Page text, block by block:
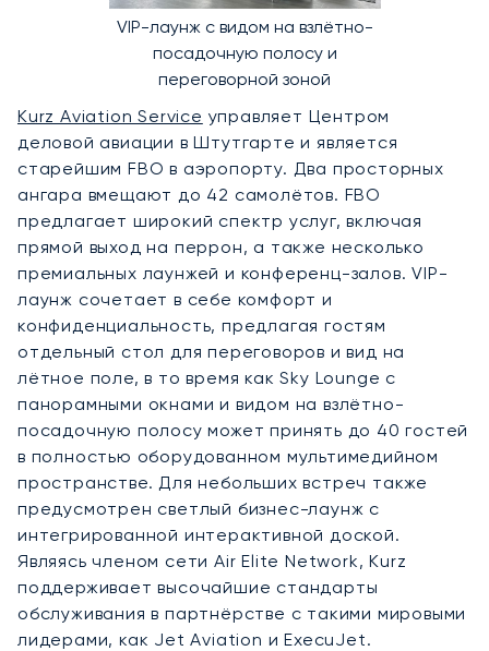
VIP-лаунж с видом на взлётно-
посадочную полосу и
переговорной зоной
Kurz Aviation Service управляет Центром
деловой авиации в Штутгарте и является
старейшим FBO в аэропорту. Два просторных
ангара вмещают до 42 самолётов. FBO
предлагает широкий спектр услуг, включая
прямой выход на перрон, а также несколько
премиальных лаунжей и конференц-залов. VIP-
лаунж сочетает в себе комфорт и
конфиденциальность, предлагая гостям
отдельный стол для переговоров и вид на
лётное поле, в то время как Sky Lounge с
панорамными окнами и видом на взлётно-
посадочную полосу может принять до 40 гостей
в полностью оборудованном мультимедийном
пространстве. Для небольших встреч также
предусмотрен светлый бизнес-лаунж с
интегрированной интерактивной доской.
Являясь членом сети Air Elite Network, Kurz
поддерживает высочайшие стандарты
обслуживания в партнёрстве с такими мировыми
лидерами, как Jet Aviation и ExecuJet.